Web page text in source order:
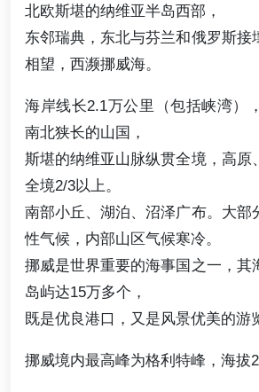
北欧斯堪的纳维亚半岛西部，
东邻瑞典，东北与芬兰和俄罗斯接
相望，西濒挪威海。
海岸线长2.1万公里（包括峡湾）
南北狭长的山国，
斯堪的纳维亚山脉纵贯全境，高原
全境2/3以上。
南部小丘、湖泊、沼泽广布。大部
性气候，内部山区气候寒冷。
挪威是世界重要的海事国之一，其
岛屿达15万多个，
既是优良港口，又是风景优美的游
挪威境内最高峰为格利特峰，海拔